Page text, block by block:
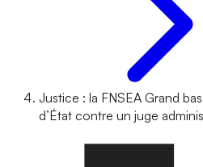
Justice : la FNSEA Grand
d’État contre un juge